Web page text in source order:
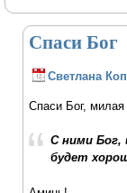
Спаси Бог
Светлана
Спаси Бог,
С ними Бог,
будет